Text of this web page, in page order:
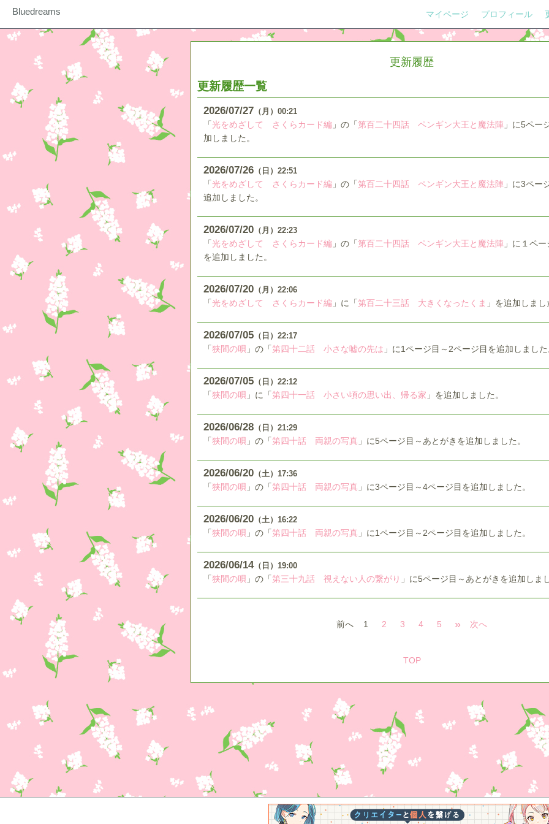
Bluedreams マイページ プロフィール
更新履歴
更新履歴一覧
2026 07 27 （月） 00:21
「 光をめざして さくらカード編 」の「 第百二十四話 ペンギン大王と魔法陣 」に5ペー
加しました。
2026 07 26 （日） 22:51
「 光をめざして さくらカード編 」の「 第百二十四話 ペンギン大王と魔法陣 」に3ペー
追加しました。
2026 07 20 （月） 22:23
「 光をめざして さくらカード編 」の「 第百二十四話 ペンギン大王と魔法陣 」に１ペ
を追加しました。
2026 07 20 （月） 22:06
「 光をめざして さくらカード編 」に「 第百二十三話 大きくなったくま 」を追加しまし
2026 07 05 （日） 22:17
「 狭間の唄 」の「 第四十二話 小さな嘘の先は 」に1ページ目～2ページ目を追加しまし
2026 07 05 （日） 22:12
「 狭間の唄 」に「 第四十一話 小さい頃の思い出、帰る家 」を追加しました。
2026 06 28 （日） 21:29
「 狭間の唄 」の「 第四十話 両親の写真 」に5ページ目～あとがきを追加しました。
2026 06 20 （土） 17:36
「 狭間の唄 」の「 第四十話 両親の写真 」に3ページ目～4ページ目を追加しました。
2026 06 20 （土） 16:22
「 狭間の唄 」の「 第四十話 両親の写真 」に1ページ目～2ページ目を追加しました。
2026 06 14（日） 19:00
「 狭間の唄 」の「 第三十九話 視えない人の繋がり 」に5ページ目～あとがきを追加しま
前へ 1 2 3 4 5 » 次へ
TOP